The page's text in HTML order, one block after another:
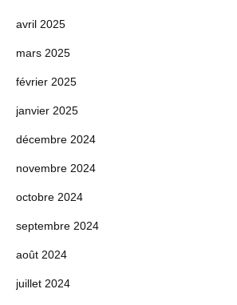
avril 2025
mars 2025
février 2025
janvier 2025
décembre 2024
novembre 2024
octobre 2024
septembre 2024
août 2024
juillet 2024